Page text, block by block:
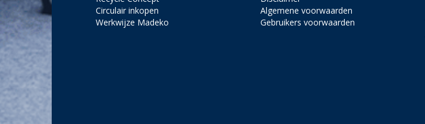
Circulair inkopen
Werkwijze Madeko
Algemene voorwaarden
Gebruikers voorwaarden